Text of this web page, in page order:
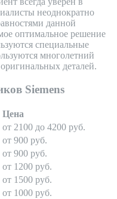
неоднократно
данной
оптимальное решение
специальные
многолетний
деталей.
Siemens
Цена
от 2100 до 4200 руб.
от 900 руб.
от 900 руб.
от 1200 руб.
от 1500 руб.
от 1000 руб.